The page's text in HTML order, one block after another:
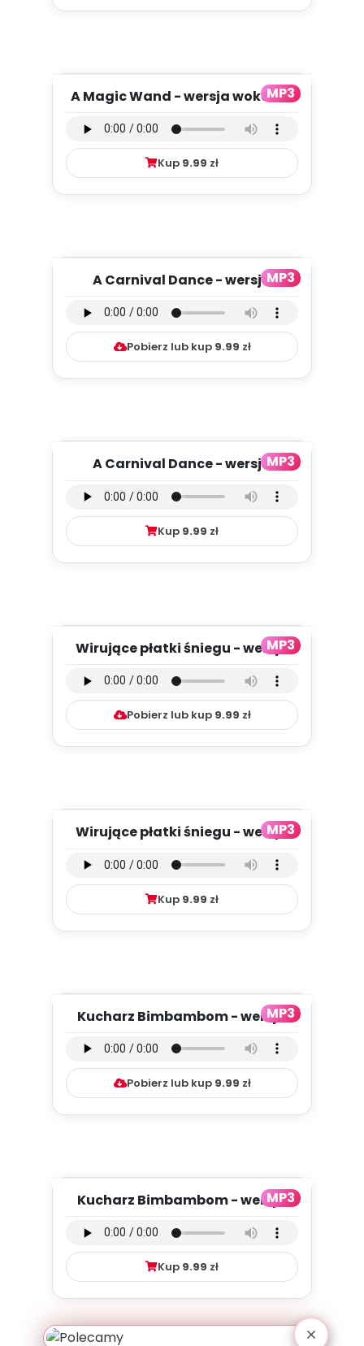
MP3
A Magic Wand - wersja wokalna
Kup 9.99 zł
MP3
A Carnival Dance - wersja
Pobierz lub kup 9.99 zł
MP3
A Carnival Dance - wersja
Kup 9.99 zł
MP3
Wirujące płatki śniegu - wersja
Pobierz lub kup 9.99 zł
MP3
Wirujące płatki śniegu - wersja
Kup 9.99 zł
MP3
Kucharz Bimbambom - wersja
Pobierz lub kup 9.99 zł
MP3
Kucharz Bimbambom - wersja
Kup 9.99 zł